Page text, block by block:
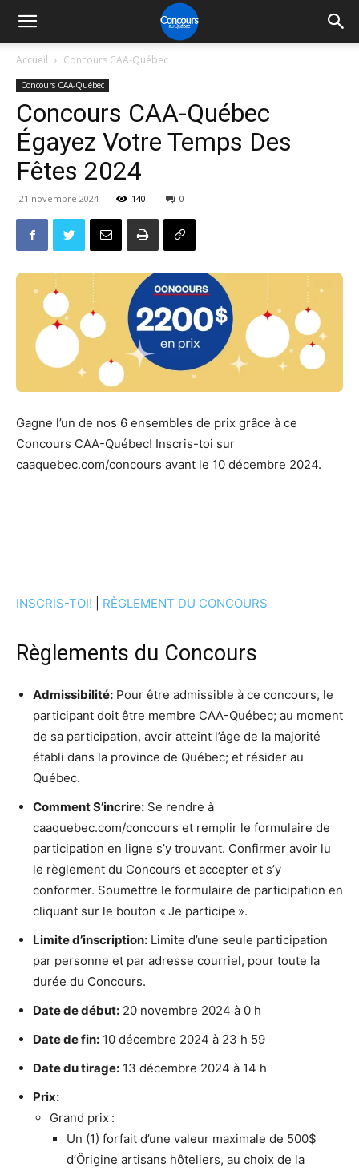
Accueil Concours CAA-Québec
Concours CAA-Québec
Concours CAA-Québec
Égayez Votre Temps Des
Fêtes 2024
21 novembre 2024 140 0
Gagne l’un de nos 6 ensembles de prix grâce à ce
Concours CAA-Québec! Inscris-toi sur
caaquebec.com/concours avant le 10 décembre 2024.
INSCRIS-TOI! RÈGLEMENT DU CONCOURS
Règlements du Concours
Admissibilité: Pour être admissible à ce concours, le
participant doit être membre CAA-Québec; au moment
de sa participation, avoir atteint l’âge de la majorité
établi dans la province de Québec; et résider au
Québec.
Comment S’incrire: Se rendre à
caaquebec.com/concours et remplir le formulaire de
participation en ligne s’y trouvant. Confirmer avoir lu
le règlement du Concours et accepter et s’y
conformer. Soumettre le formulaire de participation en
cliquant sur le bouton « Je participe ».
Limite d’inscription: Limite d’une seule participation
par personne et par adresse courriel, pour toute la
durée du Concours.
Date de début: 20 novembre 2024 à 0 h
Date de fin: 10 décembre 2024 à 23 h 59
Date du tirage: 13 décembre 2024 à 14 h
Prix:
Grand prix :
Un (1) forfait d’une valeur maximale de 500$
d’Ôrigine artisans hôteliers, au choix de la